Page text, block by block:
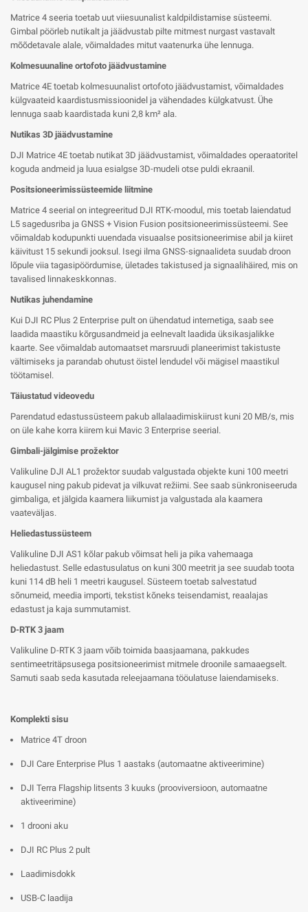
Matrice 4 seeria toetab uut viiesuunalist kaldpildistamise süsteemi.
Gimbal pöörleb nutikalt ja jäädvustab pilte mitmest nurgast vastavalt
mõõdetavale alale, võimaldades mitut vaatenurka ühe lennuga.
Kolmesuunaline ortofoto jäädvustamine
Matrice 4E toetab kolmesuunalist ortofoto jäädvustamist, võimaldades
külgvaateid kaardistusmissioonidel ja vähendades külgkatvust. Ühe
lennuga saab kaardistada kuni 2,8 km² ala.
Nutikas 3D jäädvustamine
DJI Matrice 4E toetab nutikat 3D jäädvustamist, võimaldades operaatoritel
koguda andmeid ja luua esialgse 3D-mudeli otse puldi ekraanil.
Positsioneerimissüsteemide liitmine
Matrice 4 seerial on integreeritud DJI RTK-moodul, mis toetab laiendatud
L5 sagedusriba ja GNSS + Vision Fusion positsioneerimissüsteemi. See
võimaldab kodupunkti uuendada visuaalse positsioneerimise abil ja kiiret
käivitust 15 sekundi jooksul. Isegi ilma GNSS-signaalideta suudab droon
lõpule viia tagasipöördumise, ületades takistused ja signaalihäired, mis on
tavalised linnakeskkonnas.
Nutikas juhendamine
Kui DJI RC Plus 2 Enterprise pult on ühendatud internetiga, saab see
laadida maastiku kõrgusandmeid ja eelnevalt laadida üksikasjalikke
kaarte. See võimaldab automaatset marsruudi planeerimist takistuste
vältimiseks ja parandab ohutust öistel lendudel või mägisel maastikul
töötamisel.
Täiustatud videovedu
Parendatud edastussüsteem pakub allalaadimiskiirust kuni 20 MB/s, mis
on üle kahe korra kiirem kui Mavic 3 Enterprise seerial.
Gimbali-jälgimise prožektor
Valikuline DJI AL1 prožektor suudab valgustada objekte kuni 100 meetri
kaugusel ning pakub pidevat ja vilkuvat režiimi. See saab sünkroniseeruda
gimbaliga, et jälgida kaamera liikumist ja valgustada ala kaamera
vaateväljas.
Heliedastussüsteem
Valikuline DJI AS1 kõlar pakub võimsat heli ja pika vahemaaga
heliedastust. Selle edastusulatus on kuni 300 meetrit ja see suudab toota
kuni 114 dB heli 1 meetri kaugusel. Süsteem toetab salvestatud
sõnumeid, meedia importi, tekstist kõneks teisendamist, reaalajas
edastust ja kaja summutamist.
D-RTK 3 jaam
Valikuline D-RTK 3 jaam võib toimida baasjaamana, pakkudes
sentimeetritäpsusega positsioneerimist mitmele droonile samaaegselt.
Samuti saab seda kasutada releejaamana tööulatuse laiendamiseks.
Komplekti sisu
Matrice 4T droon
DJI Care Enterprise Plus 1 aastaks (automaatne aktiveerimine)
DJI Terra Flagship litsents 3 kuuks (prooviversioon, automaatne
aktiveerimine)
1 drooni aku
DJI RC Plus 2 pult
Laadimisdokk
USB-C laadija